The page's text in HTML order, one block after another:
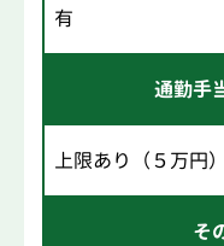
有
通勤手
上限あり（５万円）
そ